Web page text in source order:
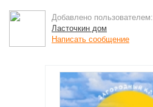
Добавлено пользователем:
Ласточкин дом
Написать сообщение